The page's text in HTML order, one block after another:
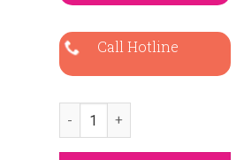
Call Hotline
Áo Dài Cưới Gấm Thêu Hoa